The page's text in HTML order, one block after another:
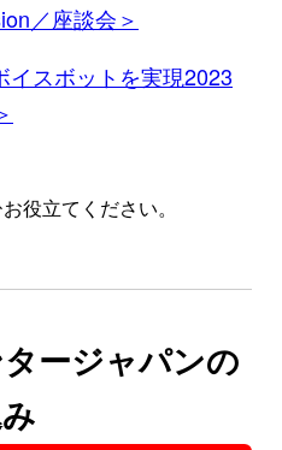
／座談会＞
イスボットを実現2023
役立てください。
ージャパンの